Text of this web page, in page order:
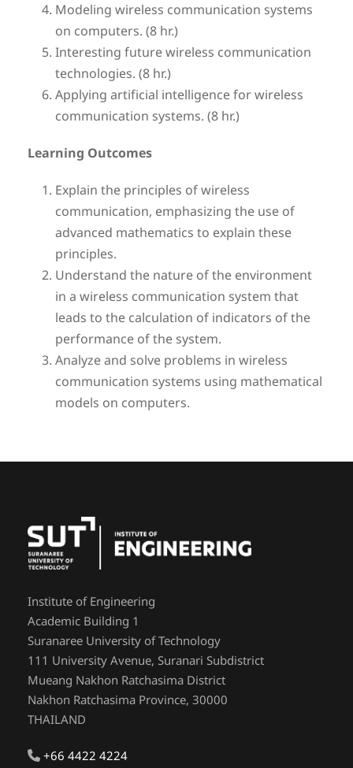
Modeling wireless communication systems
on computers. (8 hr.)
Interesting future wireless communication
technologies. (8 hr.)
Applying artificial intelligence for wireless
communication systems. (8 hr.)
Learning Outcomes
Explain the principles of wireless
communication, emphasizing the use of
advanced mathematics to explain these
principles.
Understand the nature of the environment
in a wireless communication system that
leads to the calculation of indicators of the
performance of the system.
Analyze and solve problems in wireless
communication systems using mathematical
models on computers.
Institute of Engineering
Academic Building 1
Suranaree University of Technology
111 University Avenue, Suranari Subdistrict
Mueang Nakhon Ratchasima District
Nakhon Ratchasima Province, 30000
THAILAND
+66 4422 4224